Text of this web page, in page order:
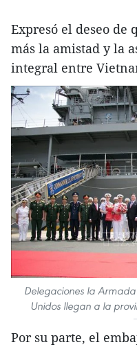
Expresó el deseo de
más la amistad y la
integral entre
Delegaciones la
Unidos llegan a la
Por su parte, el